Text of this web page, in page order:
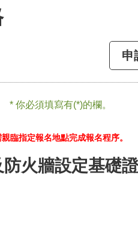
申
* 你必須填寫有(*)的欄。
臨指定報名地點完成報名程序。
火牆設定基礎